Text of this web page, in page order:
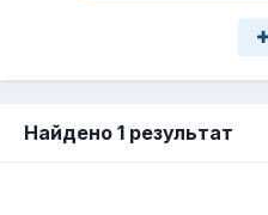
Найдено 1 результат